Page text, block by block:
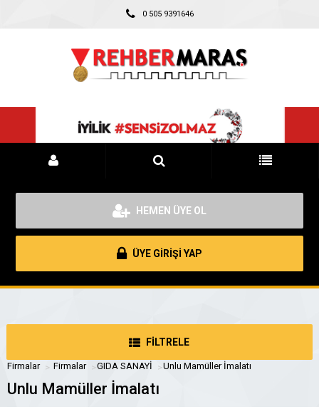
0 505 9391646
HEMEN ÜYE OL
ÜYE GİRİŞİ YAP
FİLTRELE
Firmalar Firmalar GIDA SANAYİ Unlu Mamüller İmalatı
Unlu Mamüller İmalatı